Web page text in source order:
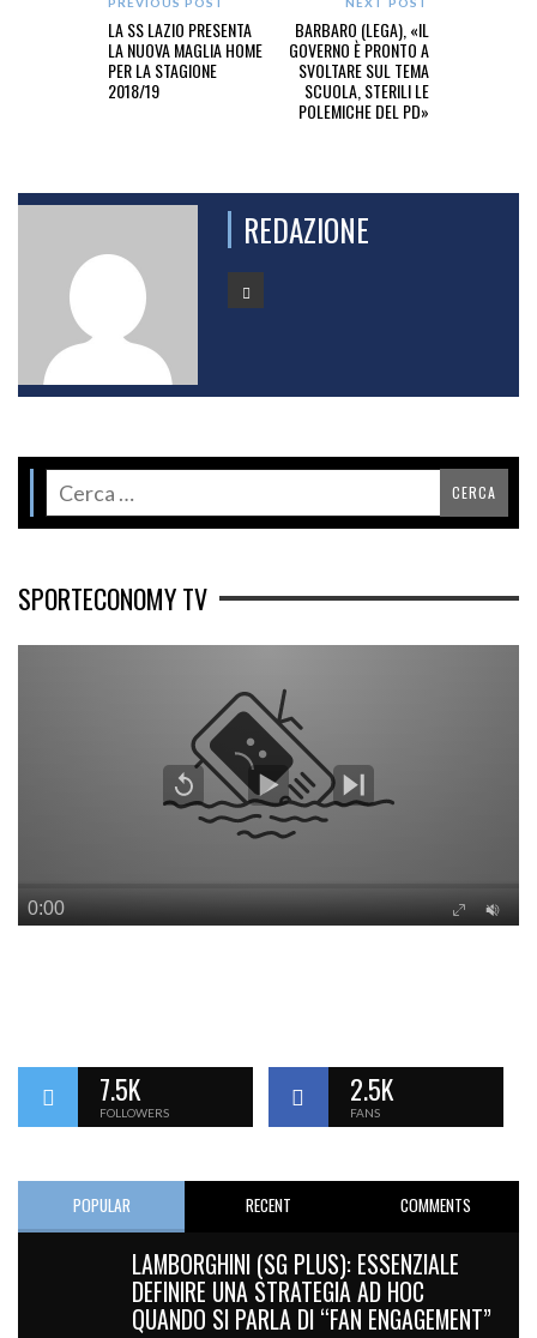
LA SS LAZIO PRESENTA
LA NUOVA MAGLIA HOME
PER LA STAGIONE
2018/19
BARBARO (LEGA), «IL
GOVERNO È PRONTO A
SVOLTARE SUL TEMA
SCUOLA, STERILI LE
POLEMICHE DEL PD»
REDAZIONE
SPORTECONOMY TV
7.5K
FOLLOWERS
2.5K
FANS
POPULAR RECENT COMMENTS
LAMBORGHINI (SG PLUS): ESSENZIALE
DEFINIRE UNA STRATEGIA AD HOC
QUANDO SI PARLA DI “FAN ENGAGEMENT”